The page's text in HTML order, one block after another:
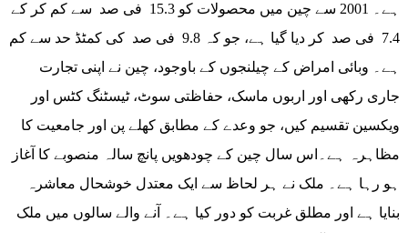
ہے۔ 2001 سے چین میں محصولات کو 15.3 فی صد سے کم کر کے
7.4 فی صد کر دیا گیا ہے، جو کہ 9.8 فی صد کی کمٹڈ حد سے کم
ہے۔ وبائی امراض کے چیلنجوں کے باوجود، چین نے اپنی تجارت
جاری رکھی اور اربوں ماسک، حفاظتی سوٹ، ٹیسٹنگ کٹس اور
ویکسین تقسیم کیں، جو وعدے کے مطابق کھلے پن اور جامعیت کا
مظاہرہ ہے۔اس سال چین کے چودھویں پانچ سالہ منصوبے کا آغاز
ہو رہا ہے۔ ملک نے ہر لحاظ سے ایک معتدل خوشحال معاشرہ
بنایا ہے اور مطلق غربت کو دور کیا ہے۔ آنے والے سالوں میں ملک